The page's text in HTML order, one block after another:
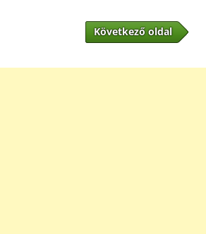
Következő oldal